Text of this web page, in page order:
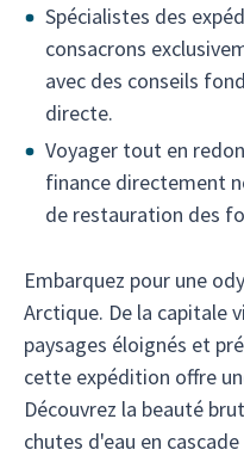
Spécialistes des
consacrons
avec des conseils
directe.
Voyager tout en
finance directement
de restauration des
Embarquez pour une
Arctique. De la capitale
paysages éloignés et
cette expédition offre
Découvrez la beauté
chutes d'eau en